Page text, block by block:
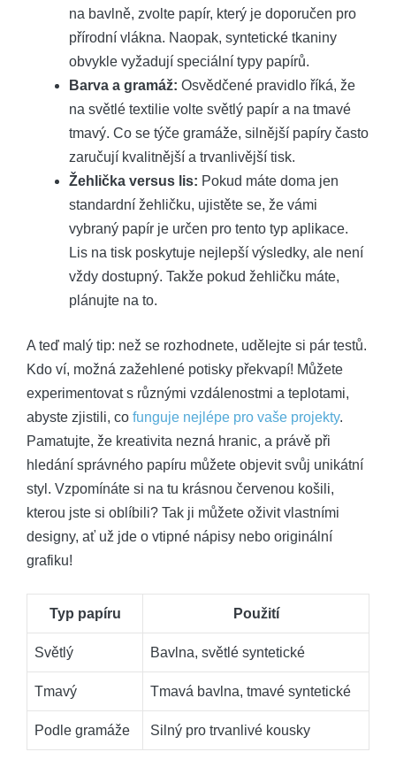
na bavlně, zvolte papír, který je doporučen pro
přírodní vlákna. Naopak, syntetické tkaniny
obvykle vyžadují speciální typy papírů.
Barva a gramáž: Osvědčené pravidlo říká, že
na světlé textilie volte světlý papír a na tmavé
tmavý. Co se týče gramáže, silnější papíry často
zaručují kvalitnější a trvanlivější tisk.
Žehlička versus lis: Pokud máte doma jen
standardní žehličku, ujistěte se, že vámi
vybraný papír je určen pro tento typ aplikace.
Lis na tisk poskytuje nejlepší výsledky, ale není
vždy dostupný. Takže pokud žehličku máte,
plánujte na to.
A teď malý tip: než se rozhodnete, udělejte si pár testů.
Kdo ví, možná zažehlené potisky překvapí! Můžete
experimentovat s různými vzdálenostmi a teplotami,
abyste zjistili, co funguje nejlépe pro vaše projekty.
Pamatujte, že kreativita nezná hranic, a právě při
hledání správného papíru můžete objevit svůj unikátní
styl. Vzpomínáte si na tu krásnou červenou košili,
kterou jste si oblíbili? Tak ji můžete oživit vlastními
designy, ať už jde o vtipné nápisy nebo originální
grafiku!
Typ papíru Použití
Světlý Bavlna, světlé syntetické
Tmavý Tmavá bavlna, tmavé syntetické
Podle gramáže Silný pro trvanlivé kousky